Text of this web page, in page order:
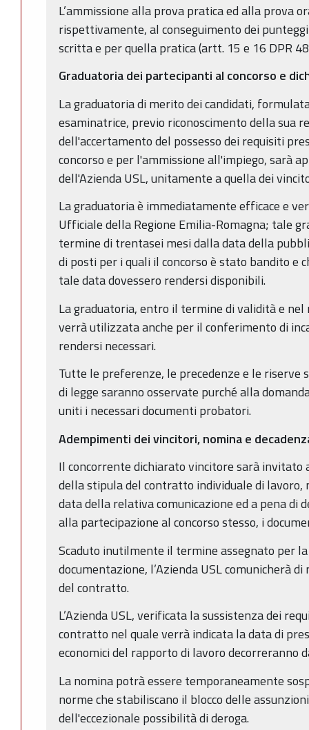
L’ammissione alla prova pratica ed alla prova
rispettivamente, al conseguimento dei
scritta e per quella pratica (artt. 15 e 16 DPR
Graduatoria dei partecipanti al concorso e
La graduatoria di merito dei candidati,
esaminatrice, previo riconoscimento della sua
dell'accertamento del possesso dei requisiti
concorso e per l'ammissione all'impiego, sarà
dell'Azienda USL, unitamente a quella dei
La graduatoria è immediatamente efficace e
Ufficiale della Regione Emilia-Romagna; tale
termine di trentasei mesi dalla data della
di posti per i quali il concorso è stato bandito e
tale data dovessero rendersi disponibili.
La graduatoria, entro il termine di validità e
verrà utilizzata anche per il conferimento di
rendersi necessari.
Tutte le preferenze, le precedenze e le
di legge saranno osservate purché alla
uniti i necessari documenti probatori.
Adempimenti dei vincitori, nomina e
Il concorrente dichiarato vincitore sarà invitato
della stipula del contratto individuale di
data della relativa comunicazione ed a pena di
alla partecipazione al concorso stesso, i
Scaduto inutilmente il termine assegnato per
documentazione, l’Azienda USL comunicherà
del contratto.
L’Azienda USL, verificata la sussistenza dei
contratto nel quale verrà indicata la data di
economici del rapporto di lavoro decorreranno
La nomina potrà essere temporaneamente
norme che stabiliscano il blocco delle
dell'eccezionale possibilità di deroga.